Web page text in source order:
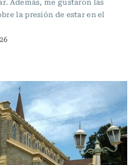
la presión de estar en el